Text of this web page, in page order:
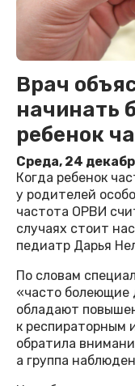
Врач
начинать
ребенок
Среда, 24
Когда ребенок
у родителей
частота ОРВИ
случаях стоит
педиатр Дарья
По словам
«часто болеющие
обладают
к респираторным
обратила
а группа